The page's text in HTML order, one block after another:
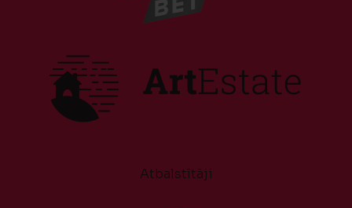
Atbalstītāji